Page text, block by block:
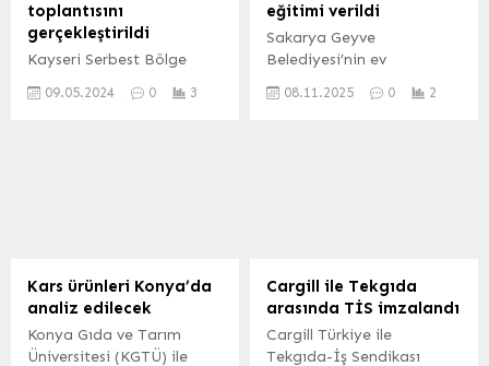
hayata geçirilen Sosyal
Zincir Platformu ile
ABD’nin Türkiye’deki
Diplomatik Misyonu Hibe
Üzüm ve Nar Ürünlerinde
Hedef Pazarlar UR-GE
Projesiyle, maskelerini
takarak Hindistan’a...
toplantısını
gerçekleştirildi
Kayseri Serbest Bölge
Melikgazi Belediye
Başkanı Ömer Gülsoy’un
başkanlığında düzenlenen
ardından yeniden Kayseri
09.05.2024 0 3
eğitimi verildi
Sakarya Geyve
Belediyesi’nin ev
Belediyeler Birliği
Belediyeler Birliği’nden
gelen uzman eğitmen
eğitimde, kamu ihale
08.11.2025 0 2
Kars ürünleri Konya’da
analiz edilecek
Konya Gıda ve Tarım
Üniversitesi (KGTÜ) ile
Cargill ile Tekgıda
arasında TİS imzalandı
Cargill Türkiye ile
Tekgıda-İş Sendikası